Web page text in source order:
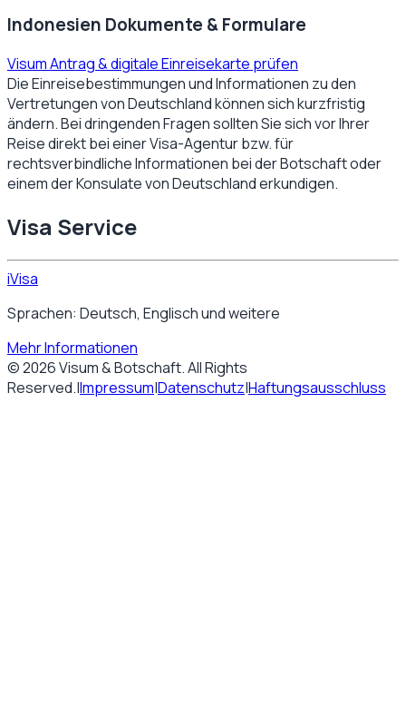
Indonesien Dokumente & Formulare
Visum Antrag & digitale Einreisekarte prüfen
Die Einreisebestimmungen und Informationen zu den
Vertretungen vonDeutschlandkönnen sich kurzfristig
ändern. Bei dringenden Fragen sollten Sie sich vor Ihrer
Reise direkt bei einer Visa-Agentur bzw. für
rechtsverbindliche Informationen bei der Botschaft oder
einem der Konsulate vonDeutschlanderkundigen.
Visa Service
iVisa
Sprachen: Deutsch, Englisch und weitere
Mehr Informationen
©2026Visum & Botschaft. All Rights
Reserved.|Impressum|Datenschutz|Haftungsausschluss